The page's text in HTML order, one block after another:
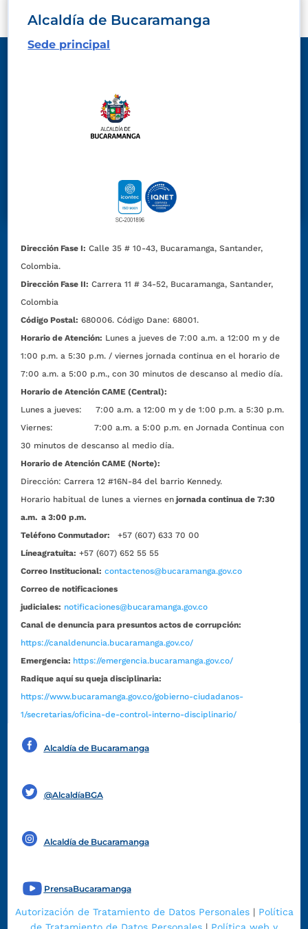
Alcaldía de Bucaramanga
Sede principal
Dirección Fase I: Calle 35 # 10-43, Bucaramanga, Santander,
Colombia.
Dirección Fase II: Carrera 11 # 34-52, Bucaramanga, Santander,
Colombia
Código Postal: 680006. Código Dane: 68001.
Horario de Atención: Lunes a jueves de 7:00 a.m. a 12:00 m y de
1:00 p.m. a 5:30 p.m. / viernes jornada continua en el horario de
7:00 a.m. a 5:00 p.m., con 30 minutos de descanso al medio día.
Horario de Atención CAME (Central):
Lunes a jueves: 7:00 a.m. a 12:00 m y de 1:00 p.m. a 5:30 p.m.
Viernes: 7:00 a.m. a 5:00 p.m. en Jornada Continua con
30 minutos de descanso al medio día.
Horario de Atención CAME (Norte):
Dirección:Carrera 12 #16N-84 del barrio Kennedy.
Horario habitual de lunes a viernes en jornada continua de 7:30
a.m. a 3:00 p.m.
Teléfono Conmutador:
+57 (607) 633 70 00
Líneagratuita: +57 (607) 652 55 55
Correo Institucional: contactenos@bucaramanga.gov.co
Correo de notificaciones
judiciales: notificaciones@bucaramanga.gov.co
Canal de denuncia para presuntos actos de corrupción:
https://canaldenuncia.bucaramanga.gov.co/
Emergencia: https://emergencia.bucaramanga.gov.co/
Radique aquí su queja disciplinaria:
https://www.bucaramanga.gov.co/gobierno-ciudadanos-
1/secretarias/oficina-de-control-interno-disciplinario/
Alcaldía de Bucaramanga
@AlcaldíaBGA
Alcaldía de Bucaramanga
PrensaBucaramanga
Autorización de Tratamiento de Datos Personales| Política